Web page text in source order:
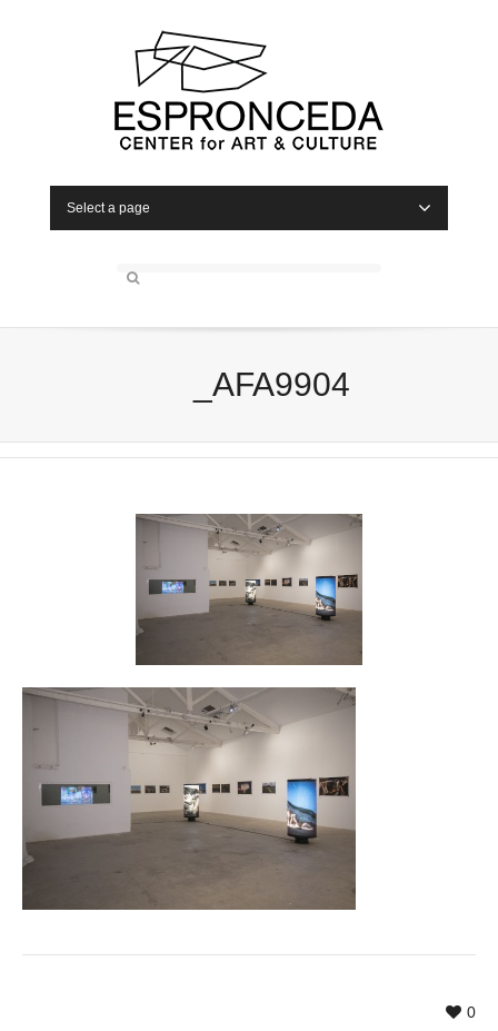
Select a page
_AFA9904
0